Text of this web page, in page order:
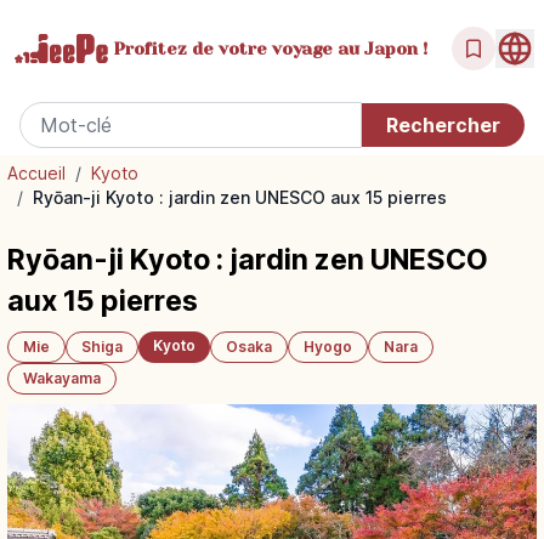
Profitez de votrevoyage au Japon !
Accueil / Kyoto
/ Ryōan-ji Kyoto : jardin zen UNESCO aux 15 pierres
Ryōan-ji Kyoto : jardin zen UNESCO
aux 15 pierres
Mie Shiga Kyoto Osaka Hyogo
Nara
Wakayama